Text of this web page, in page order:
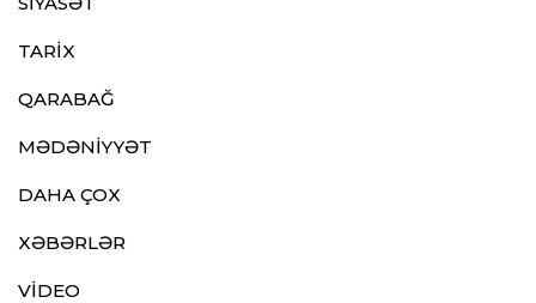
TARİX
QARABAĞ
MƏDƏNİYYƏT
DAHA ÇOX
XƏBƏRLƏR
VİDEO